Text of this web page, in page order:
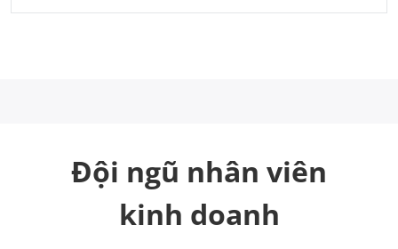
Đội ngũ nhân viên
kinh doanh